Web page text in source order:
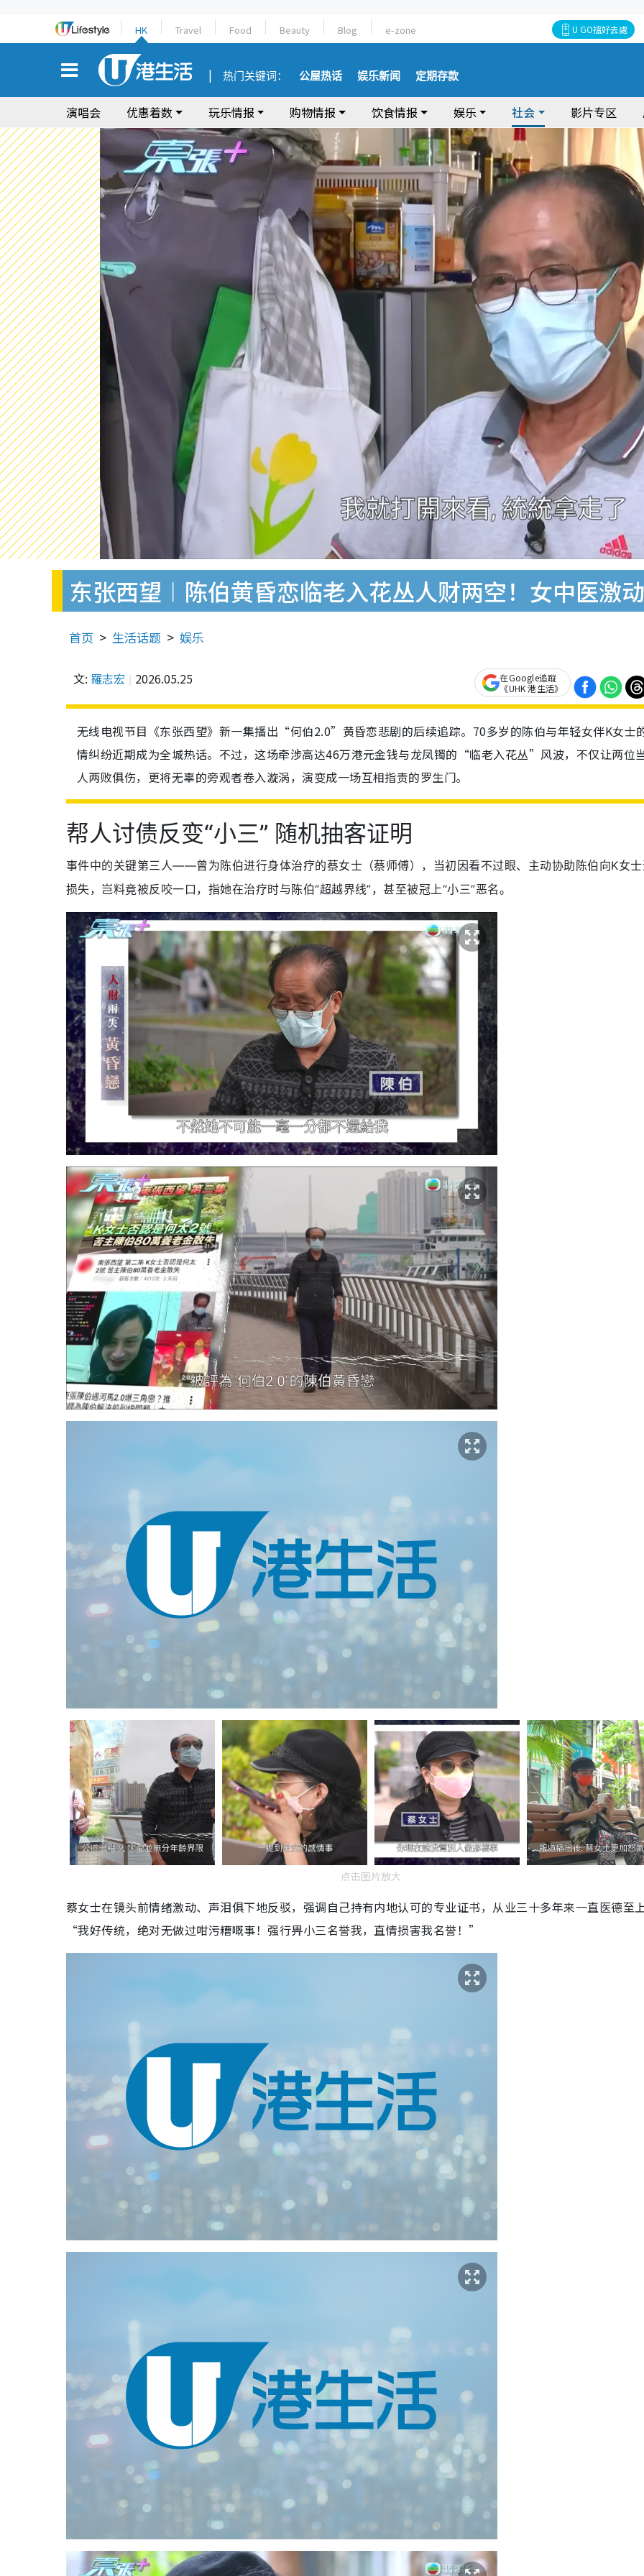
HK Travel Food Beauty Blog e-zone U GO搵好去處
热门关键词： 公屋热话 娱乐新闻 定期存款
演唱会 优惠着数 玩乐情报 购物情报 饮食情报 娱乐 社会 影片专区
东张西望︱陈伯黄昏恋临老入花丛人财两空！女中医激
首页 生活话题 娱乐
文: 羅志宏 2026.05.25
在Google追蹤
《UHK 港生活》
无线电视节目《东张西望》新一集播出“何伯2.0”黄昏恋悲剧的后续追踪。70多岁的陈伯与年轻女伴K女士
情纠纷近期成为全城热话。不过，这场牵涉高达46万港元金钱与龙凤镯的“临老入花丛”风波，不仅让两位
人两败俱伤，更将无辜的旁观者卷入漩涡，演变成一场互相指责的罗生门。
帮人讨债反变“小三” 随机抽客证明
事件中的关键第三人——曾为陈伯进行身体治疗的蔡女士（蔡师傅），当初因看不过眼、主动协助陈伯向K女
损失，岂料竟被反咬一口，指她在治疗时与陈伯“超越界线”，甚至被冠上“小三”恶名。
点击图片放大
蔡女士在镜头前情绪激动、声泪俱下地反驳，强调自己持有内地认可的专业证书，从业三十多年来一直医德至
“我好传统，绝对无做过咁污糟嘅事！强行畀小三名誉我，直情损害我名誉！”